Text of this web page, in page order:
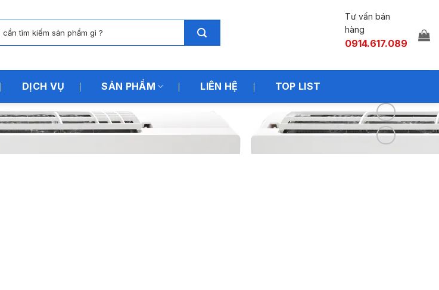
Tư vấn bán
hàng
0914.617.089
DỊCH VỤ SẢN PHẨM LIÊN HỆ TOP LIST